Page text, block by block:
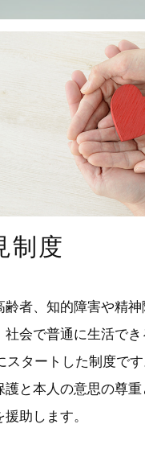
制度
齢者、知的障害や精
社会で普通に生活で
スタートした制度で
護と本人の意思の尊
助します。